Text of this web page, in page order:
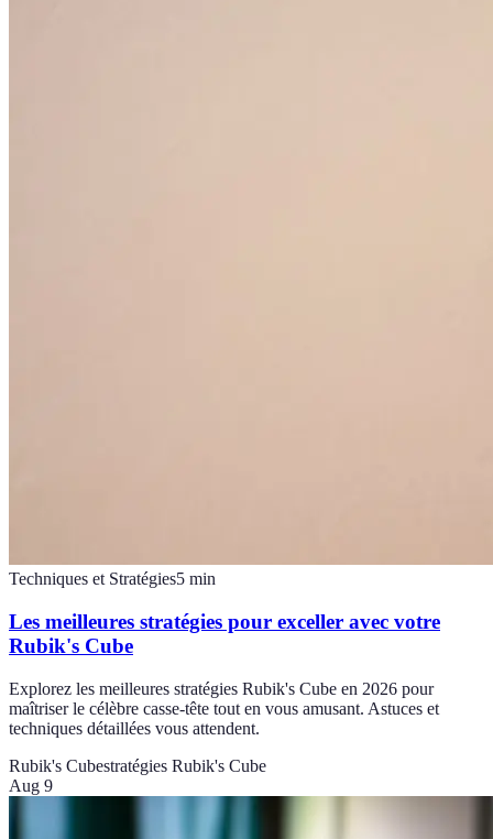
Techniques et Stratégies5 min
Les meilleures stratégies pour exceller avec votre
Rubik's Cube
Explorez les meilleures stratégies Rubik's Cube en 2026 pour
maîtriser le célèbre casse-tête tout en vous amusant. Astuces et
techniques détaillées vous attendent.
Rubik's Cubestratégies Rubik's Cube
Aug 9